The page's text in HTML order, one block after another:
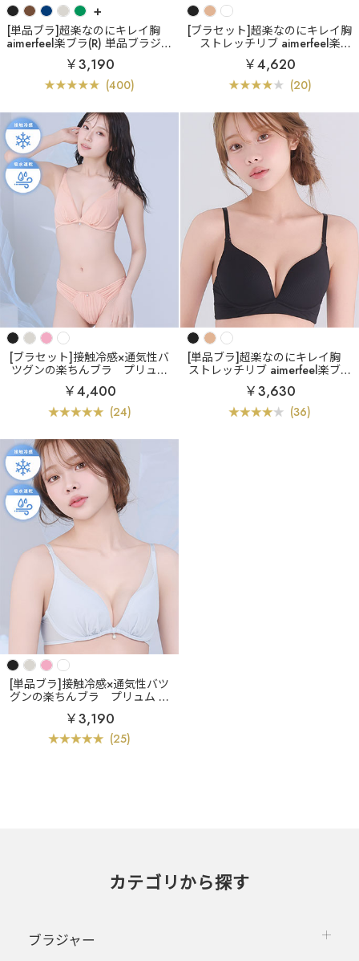
+
[単品ブラ]超楽なのにキレイ胸
aimerfeel楽ブラ(R) 単品ブラジャ
ー
￥3,190
(400)
[ブラセット]超楽なのにキレイ胸
ストレッチリブ aimerfeel楽ブ
ラ(R) ブラジャー&ショーツ
￥4,620
(20)
[ブラセット]接触冷感×通気性バ
ツグンの楽ちんブラ
プリュム
エアリークール aimerfeel楽ブラ
(R) ブラジャー&ショーツ
￥4,400
(24)
[単品ブラ]超楽なのにキレイ胸
ストレッチリブ aimerfeel楽ブラ
(R) 単品ブラジャー
￥3,630
(36)
[単品ブラ]接触冷感×通気性バツ
グンの楽ちんブラ
プリュム エ
アリークール aimerfeel楽ブラ(R)
単品ブラジャー
￥3,190
(25)
カテゴリから探す
ブラジャー